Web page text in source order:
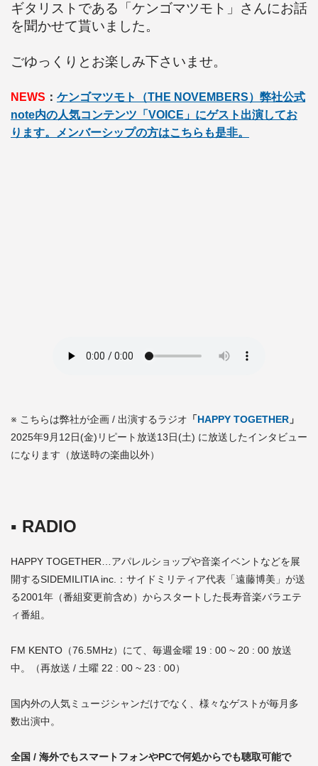
ギタリストである「ケンゴマツモト」さんにお話
を聞かせて貰いました。
ごゆっくりとお楽しみ下さいませ。
NEWS ： ケンゴマツモト（THE NOVEMBERS）弊社公式
note内の人気コンテンツ「VOICE」にゲスト出演してお
ります。メンバーシップの方はこちらも是非。
※ こちらは弊社が企画 / 出演するラジオ 「HAPPY TOGETHER 」
2025年9月12日(金)リピート放送13日(土) に放送したインタビュー
になります（放送時の楽曲以外）
▪️ RADIO
HAPPY TOGETHER…アパレルショップや音楽イベントなどを展
開するSIDEMILITIA inc.：サイドミリティア代表「遠藤博美」が送
る2001年（番組変更前含め）からスタートした長寿音楽バラエテ
ィ番組。
FM KENTO（76.5MHz）にて、毎週金曜 19 : 00 ~ 20 : 00 放送
中。（再放送 / 土曜 22 : 00 ~ 23 : 00）
国内外の人気ミュージシャンだけでなく、様々なゲストが毎月多
数出演中。
全国 / 海外でもスマートフォンやPCで何処からでも聴取可能で